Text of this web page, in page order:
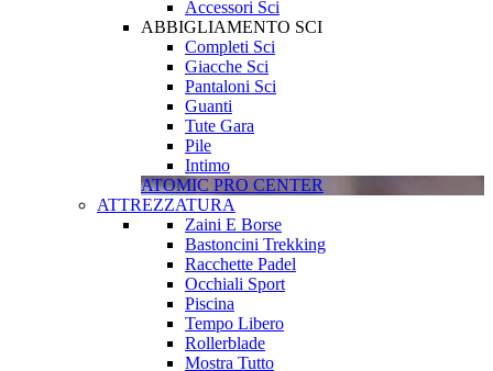
Accessori Sci
ABBIGLIAMENTO SCI
Completi Sci
Giacche Sci
Pantaloni Sci
Guanti
Tute Gara
Pile
Intimo
ATOMIC PRO CENTER
ATTREZZATURA
Zaini E Borse
Bastoncini Trekking
Racchette Padel
Occhiali Sport
Piscina
Tempo Libero
Rollerblade
Mostra Tutto